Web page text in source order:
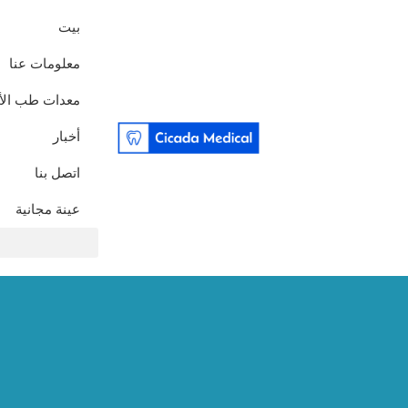
بيت
معلومات عنا
معدات طب
أخبار
اتصل بنا
عينة مجانية